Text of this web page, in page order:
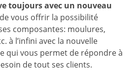
toujours avec un nouveau
vous offrir la possibilité
composantes: moulures,
à l’infini avec la nouvelle
qui vous permet de répondre à
de tout ses clients.